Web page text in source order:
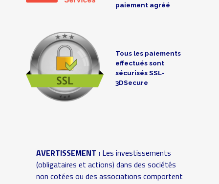
paiement agréé
Tous les paiements
effectués sont
sécurisés SSL-
3DSecure
AVERTISSEMENT :Les investissements
(obligataires et actions) dans des sociétés
non cotées ou des associations comportent